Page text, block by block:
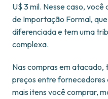
U$ 3 mil. Nesse caso,
de Importação Formal,
diferenciada e tem uma
complexa.
Nas compras em
preços entre fornecedores
mais itens você comprar,